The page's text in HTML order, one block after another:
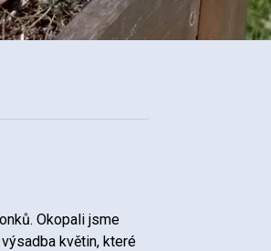
Okopali jsme
květin, které